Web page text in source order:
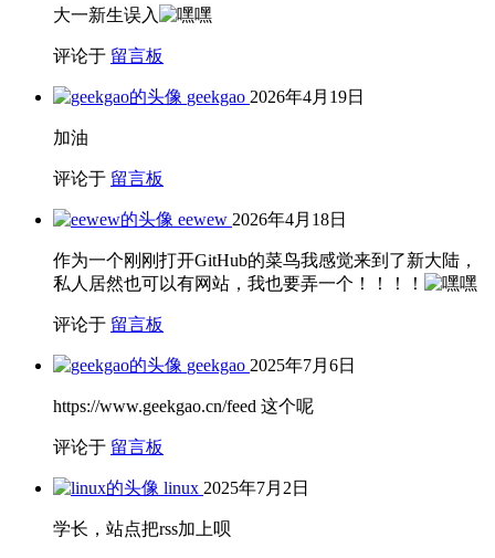
大一新生误入
评论于 留言板
geekgao 2026年4月19日
加油
评论于 留言板
eewew 2026年4月18日
作为一个刚刚打开GitHub的菜鸟我感觉来到了新大陆，
私人居然也可以有网站，我也要弄一个！！！！
评论于 留言板
geekgao 2025年7月6日
https://www.geekgao.cn/feed 这个呢
评论于 留言板
linux 2025年7月2日
学长，站点把rss加上呗